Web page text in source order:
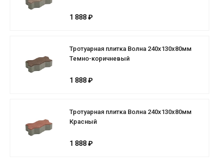
1 888 ₽
Тротуарная плитка Волна 240х130х80мм
Темно-коричневый
1 888 ₽
Тротуарная плитка Волна 240х130х80мм
Красный
1 888 ₽